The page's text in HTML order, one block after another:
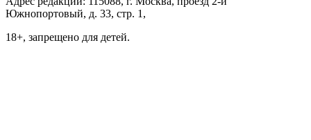
Южнопортовый, д. 33, стр. 1,
18+, запрещено для детей.